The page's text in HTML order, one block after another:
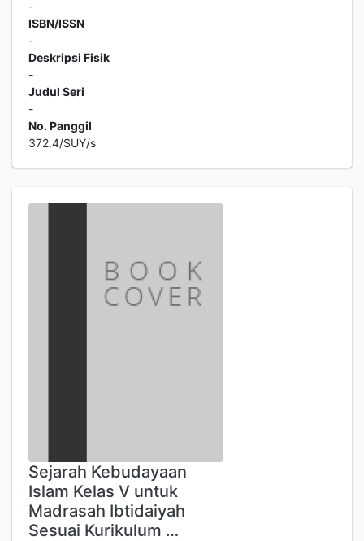
-
ISBN/ISSN
-
Deskripsi Fisik
-
Judul Seri
-
No. Panggil
372.4/SUY/s
Sejarah Kebudayaan
Islam Kelas V untuk
Madrasah Ibtidaiyah
Sesuai Kurikulum …